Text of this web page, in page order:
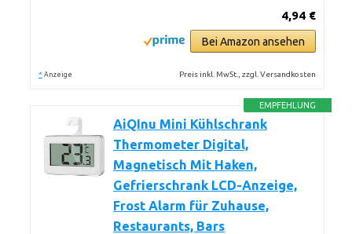
4,94 €
Bei Amazon ansehen
* Anzeige Preis inkl. MwSt., zzgl. Versandkosten
EMPFEHLUNG
AiQInu Mini Kühlschrank
Thermometer Digital,
Magnetisch Mit Haken,
Gefrierschrank LCD-Anzeige,
Frost Alarm für Zuhause,
Restaurants, Bars